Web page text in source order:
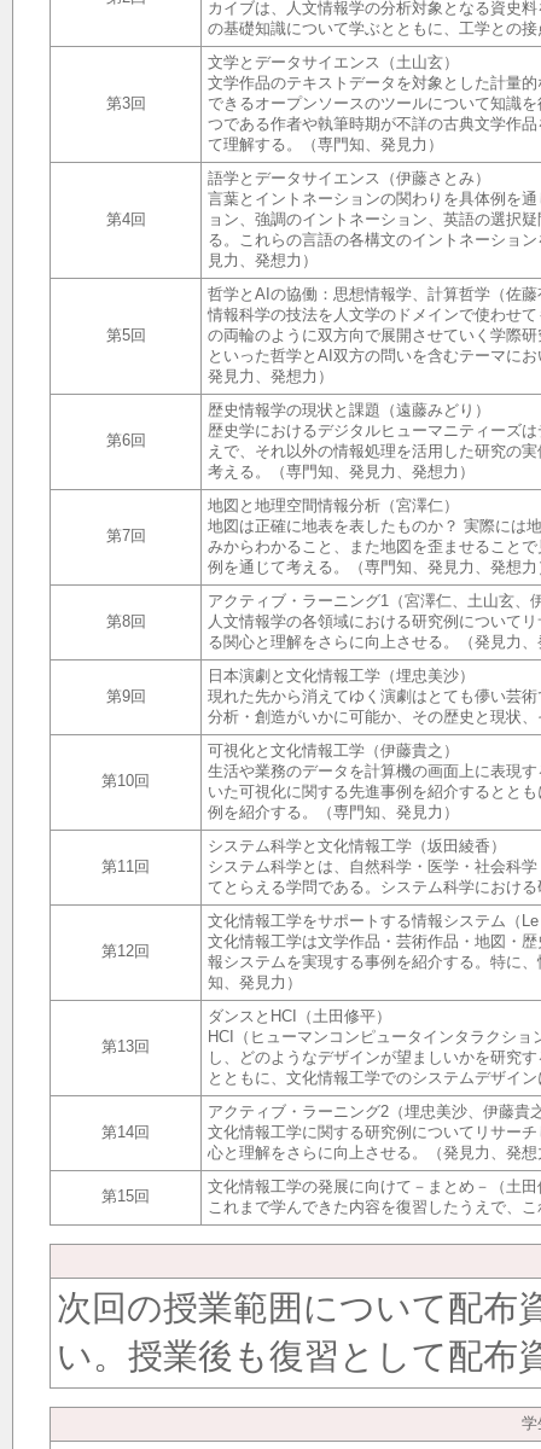
カイブは、人文情報学の分析対象となる資史
の基礎知識について学ぶとともに、工学との
第3回
文学とデータサイエンス（土山玄）
文学作品のテキストデータを対象とした計量
できるオープンソースのツールについて知識
つである作者や執筆時期が不詳の古典文学作
て理解する。（専門知、発見力）
第4回
語学とデータサイエンス（伊藤さとみ）
言葉とイントネーションの関わりを具体例を
ョン、強調のイントネーション、英語の選択
る。これらの言語の各構文のイントネーショ
見力、発想力）
第5回
哲学とAIの協働：思想情報学、計算哲学（佐藤
情報科学の技法を人文学のドメインで使わせ
の両輪のように双方向で展開させていく学際
といった哲学とAI双方の問いを含むテーマに
発見力、発想力）
第6回
歴史情報学の現状と課題（遠藤みどり）
歴史学におけるデジタルヒューマニティーズ
えで、それ以外の情報処理を活用した研究の
考える。（専門知、発見力、発想力）
第7回
地図と地理空間情報分析（宮澤仁）
地図は正確に地表を表したものか？ 実際には
みからわかること、また地図を歪ませること
例を通じて考える。（専門知、発見力、発想力
第8回
アクティブ・ラーニング1（宮澤仁、土山玄、
人文情報学の各領域における研究例について
る関心と理解をさらに向上させる。（発見力
第9回
日本演劇と文化情報工学（埋忠美沙）
現れた先から消えてゆく演劇はとても儚い芸
分析・創造がいかに可能か、その歴史と現状
第10回
可視化と文化情報工学（伊藤貴之）
生活や業務のデータを計算機の画面上に表現
いた可視化に関する先進事例を紹介するとと
例を紹介する。（専門知、発見力）
第11回
システム科学と文化情報工学（坂田綾香）
システム科学とは、自然科学・医学・社会科
てとらえる学問である。システム科学におけ
第12回
文化情報工学をサポートする情報システム（
文化情報工学は文学作品・芸術作品・地図・
報システムを実現する事例を紹介する。特に
知、発見力）
第13回
ダンスとHCI（土田修平）
HCI（ヒューマンコンピュータインタラクシ
し、どのようなデザインが望ましいかを研究
とともに、文化情報工学でのシステムデザイ
第14回
アクティブ・ラーニング2（埋忠美沙、伊藤貴
文化情報工学に関する研究例についてリサー
心と理解をさらに向上させる。（発見力、発想
第15回
文化情報工学の発展に向けて－まとめ－（土田
これまで学んできた内容を復習したうえで、
次回の授業範囲について配布
い。授業後も復習として配布
学